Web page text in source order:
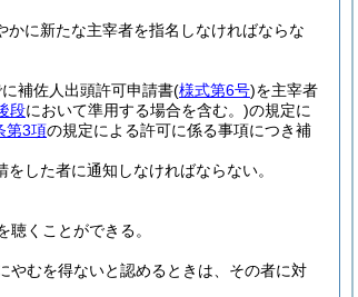
に新たな主宰者を指名しなければならな
補佐人出頭許可申請書(様式第6号)を主宰者
段において準用する場合を含む。)の規定に
第3項の規定による許可に係る事項につき補
した者に通知しなければならない。
くことができる。
やむを得ないと認めるときは、その者に対